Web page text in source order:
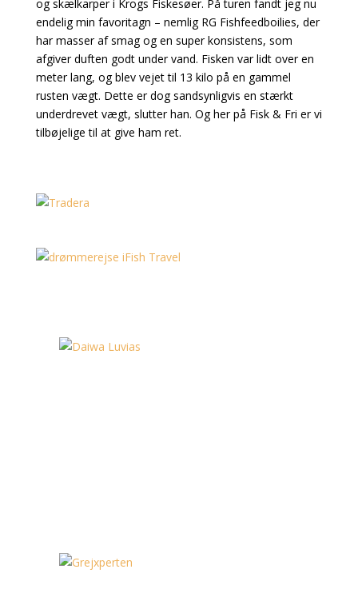
og skælkarper i Krogs Fiskesøer. På turen fandt jeg nu
endelig min favoritagn – nemlig RG Fishfeedboilies, der
har masser af smag og en super konsistens, som
afgiver duften godt under vand. Fisken var lidt over en
meter lang, og blev vejet til 13 kilo på en gammel
rusten vægt. Dette er dog sandsynligvis en stærkt
underdrevet vægt, slutter han. Og her på Fisk & Fri er vi
tilbøjelige til at give ham ret.